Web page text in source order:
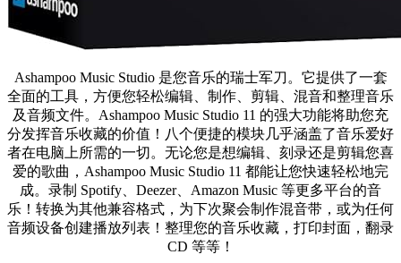
Ashampoo Music Studio 是您音乐的瑞士军刀。它提供了一套
全面的工具，方便您轻松编辑、制作、剪辑、混音和整理音乐
及音频文件。Ashampoo Music Studio 11 的强大功能将助您充
分发挥音乐收藏的价值！八个便捷的模块几乎涵盖了音乐爱好
者在电脑上所需的一切。无论您是想编辑、刻录还是剪辑您喜
爱的歌曲，Ashampoo Music Studio 11 都能让您快速轻松地完
成。录制 Spotify、Deezer、Amazon Music 等更多平台的音
乐！转换为其他兼容格式，为下次聚会制作混音带，或为任何
音频设备创建播放列表！整理您的音乐收藏，打印封面，翻录
CD 等等！